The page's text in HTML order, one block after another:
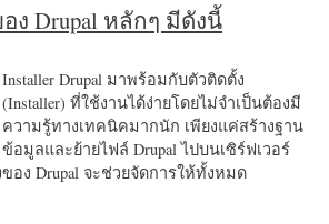
ง Drupal หลักๆ มีดังนี้
Installer Drupal มาพร้อมกับตัวติดตั้ง
(Installer) ที่ใช้งานได้ง่ายโดยไม่จำเป็นต้องมี
ความรู้ทางเทคนิคมากนัก เพียงแค่สร้างฐาน
ข้อมูลและย้ายไฟล์ Drupal ไปบนเซิร์ฟเวอร์
อง Drupal จะช่วยจัดการให้ทั้งหมด